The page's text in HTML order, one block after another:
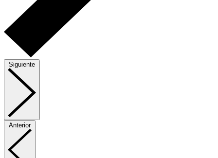
Siguiente
Anterior